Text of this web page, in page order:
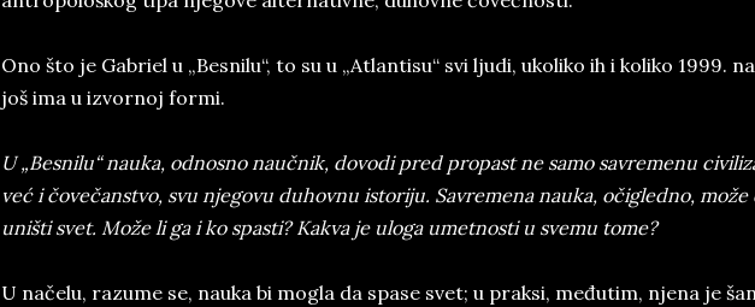
Ono što je Gabriel u „Besnilu“, to su u „Atlantisu“ svi ljudi, ukoliko ih i koliko 1999.
još ima u izvornoj formi.
U „Besnilu“ nauka, odnosno naučnik, dovodi pred propast ne samo savremenu
već i čovečanstvo, svu njegovu duhovnu istoriju. Savremena nauka, očigledno, može
uništi svet. Može li ga i ko spasti? Kakva je uloga umetnosti u svemu tome?
U načelu, razume se, nauka bi mogla da spase svet; u praksi, međutim, njena je